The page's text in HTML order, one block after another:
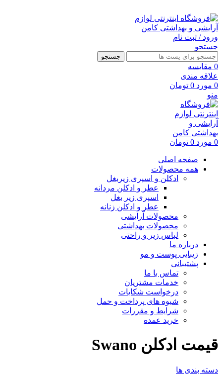
ورود / ثبت نام
جستجو
جستجو
0 مقايسه
علاقه مندی
0 مورد 0 تومان
منو
0 مورد 0 تومان
صفحه اصلی
همه محصولات
ادکلن و اسپری زیربغل
عطر و ادکلن مردانه
اسپری زیر بغل
عطر و ادکلن زنانه
محصولات آرایشی
محصولات بهداشتی
لباس زیر و راحتی
درباره ما
زیبایی پوست و مو
پشتیبانی
تماس با ما
خدمات مشتریان
درخواست شکایات
شیوه های پرداخت و حمل
شرایط و مقررات
خرید عمده
قیمت ادکلن Swano
دسته بندی ها